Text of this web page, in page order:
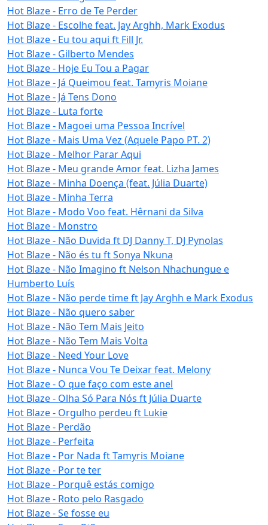
Hot Blaze - Erro de Te Perder
Hot Blaze - Escolhe feat. Jay Arghh, Mark Exodus
Hot Blaze - Eu tou aqui ft Fill Jr.
Hot Blaze - Gilberto Mendes
Hot Blaze - Hoje Eu Tou a Pagar
Hot Blaze - Já Queimou feat. Tamyris Moiane
Hot Blaze - Já Tens Dono
Hot Blaze - Luta forte
Hot Blaze - Magoei uma Pessoa Incrível
Hot Blaze - Mais Uma Vez (Aquele Papo PT. 2)
Hot Blaze - Melhor Parar Aqui
Hot Blaze - Meu grande Amor feat. Lizha James
Hot Blaze - Minha Doença (feat. Júlia Duarte)
Hot Blaze - Minha Terra
Hot Blaze - Modo Voo feat. Hêrnani da Silva
Hot Blaze - Monstro
Hot Blaze - Não Duvida ft DJ Danny T, DJ Pynolas
Hot Blaze - Não és tu ft Sonya Nkuna
Hot Blaze - Não Imagino ft Nelson Nhachungue e
Humberto Luís
Hot Blaze - Não perde time ft Jay Arghh e Mark Exodus
Hot Blaze - Não quero saber
Hot Blaze - Não Tem Mais Jeito
Hot Blaze - Não Tem Mais Volta
Hot Blaze - Need Your Love
Hot Blaze - Nunca Vou Te Deixar feat. Melony
Hot Blaze - O que faço com este anel
Hot Blaze - Olha Só Para Nós ft Júlia Duarte
Hot Blaze - Orgulho perdeu ft Lukie
Hot Blaze - Perdão
Hot Blaze - Perfeita
Hot Blaze - Por Nada ft Tamyris Moiane
Hot Blaze - Por te ter
Hot Blaze - Porquê estás comigo
Hot Blaze - Roto pelo Rasgado
Hot Blaze - Se fosse eu